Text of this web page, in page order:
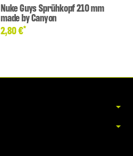
Nuke Guys Sprühkopf 210 mm
made by Canyon
2,80 €*